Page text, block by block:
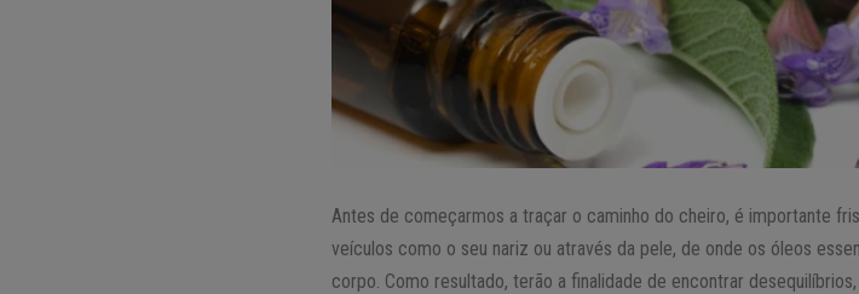
Antes de começarmos a traçar o caminho do cheiro, é importante
veículos como o seu nariz ou através da pele, de onde os óleos
corpo. Como resultado, terão a finalidade de encontrar